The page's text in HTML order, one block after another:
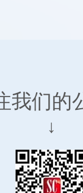
我们的
↓